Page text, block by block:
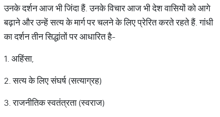
उनके दर्शन आज भी जिंदा हैं. उनके विचार आज भी देश वासियों को आगे
बढ़ाने और उन्हें सत्य के मार्ग पर चलने के लिए प्रेरित करते रहते हैं. गांधी
का दर्शन तीन सिद्धांतों पर आधारित है-
1. अहिंसा,
2. सत्य के लिए संघर्ष (सत्याग्रह)
3. राजनीतिक स्वतंत्रता (स्वराज)